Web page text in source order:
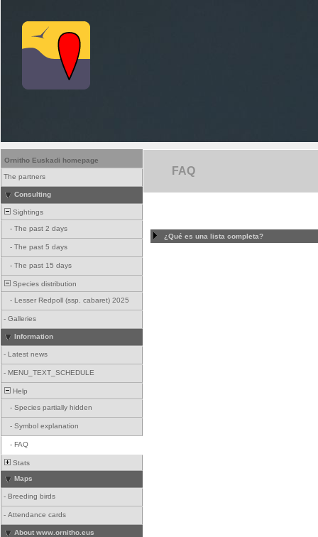
Ornitho Euskadi homepage
The partners
Consulting
Sightings
- The past 2 days
- The past 5 days
- The past 15 days
Species distribution
- Lesser Redpoll (ssp. cabaret) 2025
- Galleries
Information
- Latest news
- MENU_TEXT_SCHEDULE
Help
- Species partially hidden
- Symbol explanation
- FAQ
Stats
Maps
- Breeding birds
- Attendance cards
About www.ornitho.eus
FAQ
¿Qué es una lista completa?